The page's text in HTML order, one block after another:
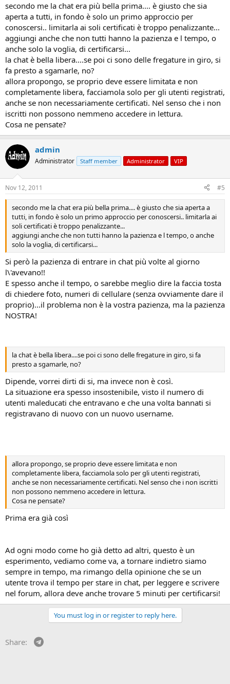
secondo me la chat era più bella prima.... è giusto che sia
aperta a tutti, in fondo è solo un primo approccio per
conoscersi.. limitarla ai soli certificati è troppo penalizzante...
aggiungi anche che non tutti hanno la pazienza e l tempo, o
anche solo la voglia, di certificarsi...
la chat è bella libera....se poi ci sono delle fregature in giro, si
fa presto a sgamarle, no?
allora propongo, se proprio deve essere limitata e non
completamente libera, facciamola solo per gli utenti registrati,
anche se non necessariamente certificati. Nel senso che i non
iscritti non possono nemmeno accedere in lettura.
Cosa ne pensate?
admin
Administrator Staff member Administrator VIP
Nov 12, 2011 #5
secondo me la chat era più bella prima.... è giusto che sia aperta a
tutti, in fondo è solo un primo approccio per conoscersi.. limitarla ai
soli certificati è troppo penalizzante...
aggiungi anche che non tutti hanno la pazienza e l tempo, o anche
solo la voglia, di certificarsi...
Si però la pazienza di entrare in chat più volte al giorno
l\'avevano!!
E spesso anche il tempo, o sarebbe meglio dire la faccia tosta
di chiedere foto, numeri di cellulare (senza ovviamente dare il
proprio)...il problema non è la vostra pazienza, ma la pazienza
NOSTRA!
la chat è bella libera....se poi ci sono delle fregature in giro, si fa
presto a sgamarle, no?
Dipende, vorrei dirti di si, ma invece non è così.
La situazione era spesso insostenibile, visto il numero di
utenti maleducati che entravano e che una volta bannati si
registravano di nuovo con un nuovo username.
allora propongo, se proprio deve essere limitata e non
completamente libera, facciamola solo per gli utenti registrati,
anche se non necessariamente certificati. Nel senso che i non iscritti
non possono nemmeno accedere in lettura.
Cosa ne pensate?
Prima era già così
Ad ogni modo come ho già detto ad altri, questo è un
esperimento, vediamo come va, a tornare indietro siamo
sempre in tempo, ma rimango della opinione che se un
utente trova il tempo per stare in chat, per leggere e scrivere
nel forum, allora deve anche trovare 5 minuti per certificarsi!
You must log in or register to reply here.
Share: